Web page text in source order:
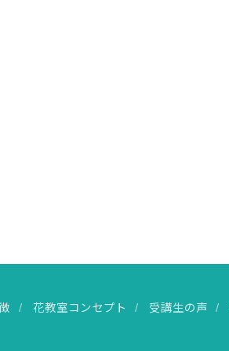
花教室コンセプト 受講生の声